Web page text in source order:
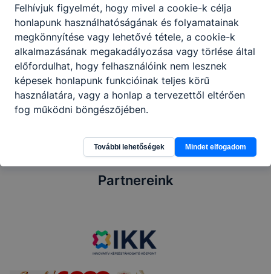
A város képviselőjétől kiemelkedő teljesítménye
elismeréséül Kiss Balázs tanulónk külön díjat
kapott.
Partnereink
Felhívjuk figyelmét, hogy mivel a cookie-k célja
honlapunk használhatóságának és folyamatainak
megkönnyítése vagy lehetővé tétele, a cookie-k
alkalmazásának megakadályozása vagy törlése által
előfordulhat, hogy felhasználóink nem lesznek
képesek honlapunk funkcióinak teljes körű
használatára, vagy a honlap a tervezettől eltérően
fog működni böngészőjében.
További lehetőségek Mindet elfogadom